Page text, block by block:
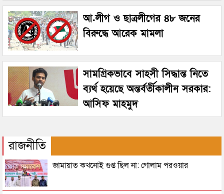
আ.লীগ ও ছাত্রলীগের ৪৮ জনের
বিরুদ্ধে আরেক মামলা
সামগ্রিকভাবে সাহসী সিদ্ধান্ত নিতে
ব্যর্থ হয়েছে অন্তর্বর্তীকালীন সরকার:
আসিফ মাহমুদ
রাজনীতি
জামায়াত কখনোই গুপ্ত ছিল না: গোলাম পরওয়ার